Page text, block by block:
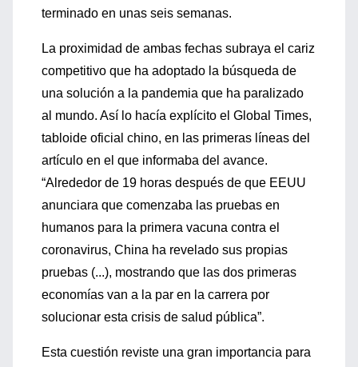
terminado en unas seis semanas.
La proximidad de ambas fechas subraya el cariz
competitivo que ha adoptado la búsqueda de
una solución a la pandemia que ha paralizado
al mundo. Así lo hacía explícito el Global Times,
tabloide oficial chino, en las primeras líneas del
artículo en el que informaba del avance.
“Alrededor de 19 horas después de que EEUU
anunciara que comenzaba las pruebas en
humanos para la primera vacuna contra el
coronavirus, China ha revelado sus propias
pruebas (...), mostrando que las dos primeras
economías van a la par en la carrera por
solucionar esta crisis de salud pública”.
Esta cuestión reviste una gran importancia para